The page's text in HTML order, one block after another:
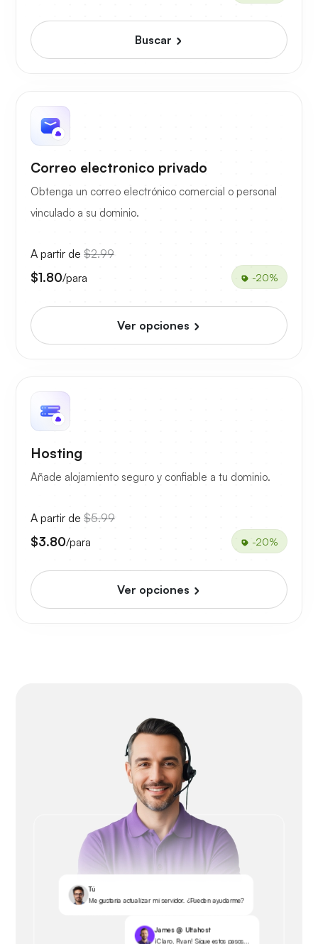
Buscar
Correo electronico privado
Obtenga un correo electrónico comercial o personal
vinculado a su dominio.
A partir de $2.99
$1.80/para -20%
Ver opciones
Hosting
Añade alojamiento seguro y confiable a tu dominio.
A partir de $5.99
$3.80/para -20%
Ver opciones
Tú
Me gustaría actualizar mi servidor. ¿Pueden ayudarme?
James @ Ultahost
¡Claro, Ryan! Sigue estos pasos...